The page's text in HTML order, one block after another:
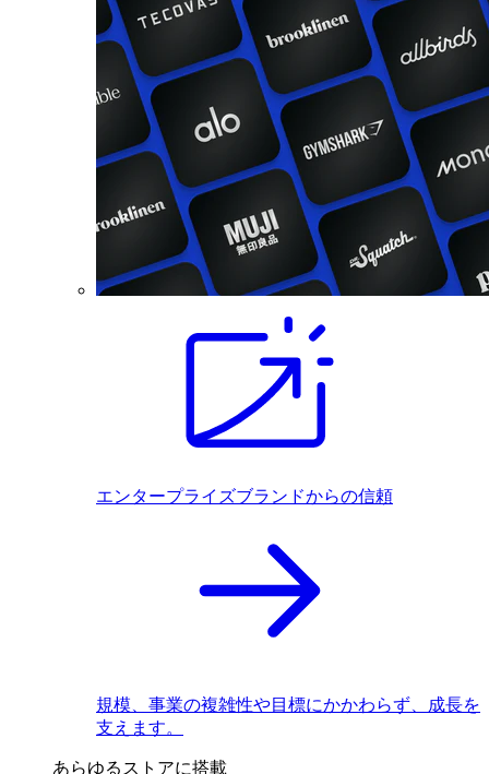
エンタープライズブランドからの信頼
規模、事業の複雑性や目標にかかわらず、成長を
支えます。
あらゆるストアに搭載